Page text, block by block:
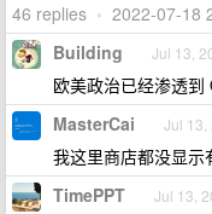
46 replies • 2022-07-18
Building Jul 13,
欧美政治已经渗透到
MasterCai Jul 13,
我这里商店都没显示
TimePPT Jul 13,